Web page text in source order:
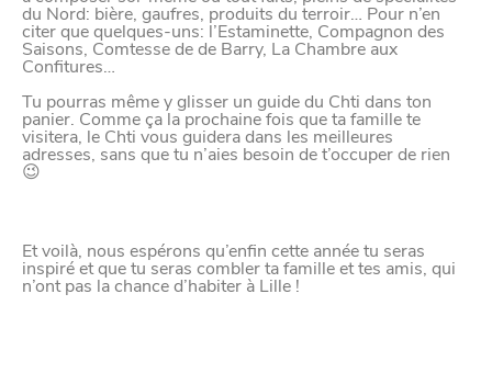
du Nord: bière, gaufres, produits du terroir… Pour n’en
citer que quelques-uns: l’Estaminette, Compagnon des
Saisons, Comtesse de de Barry, La Chambre aux
Confitures…
Tu pourras même y glisser un guide du Chti dans ton
panier. Comme ça la prochaine fois que ta famille te
visitera, le Chti vous guidera dans les meilleures
adresses, sans que tu n’aies besoin de t’occuper de rien
😉
Et voilà, nous espérons qu’enfin cette année tu seras
inspiré et que tu seras combler ta famille et tes amis, qui
n’ont pas la chance d’habiter à Lille !
BONS PLANS ET ADRESSES
À LILLE ET SA RÉGION